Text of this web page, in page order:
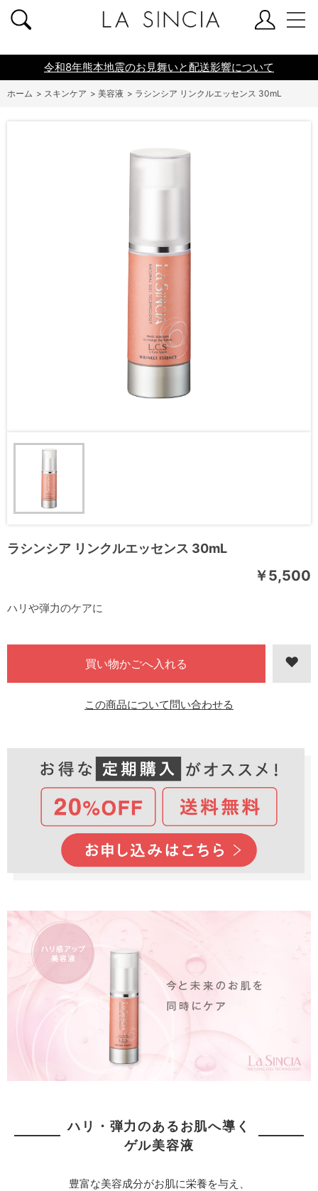
共通ヘッダー
令和8年熊本地震のお見舞いと配送影響について
ホーム > スキンケア > 美容液 > ラシンシア リンクルエッセンス 30mL
ラシンシア リンクルエッセンス 30mL
￥5,500
この商品について問い合わせる
ハリや弾力のケアに
ハリ・弾力のあるお肌へ導く
ゲル美容液
豊富な美容成分がお肌に栄養を与え、